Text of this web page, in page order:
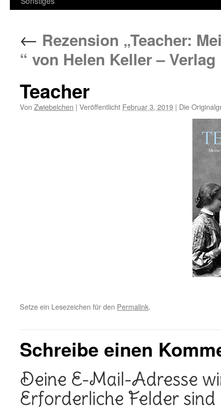
← Rezension „Teacher:
“ von Helen Keller –
Teacher
Von Zwiebelchen | Veröffentlicht Februar 3, 2019 | Die
Setze ein Lesezeichen für den Permalink.
Schreibe einen
Deine E-Mail-Adresse
Erforderliche Felder